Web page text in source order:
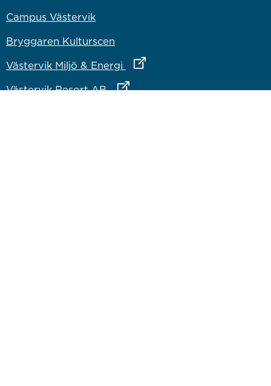
Campus Västervik
Bryggaren Kulturscen
Västervik Miljö & Energi
Länk till annan webbplats
Västervik Resort ABLänk till annan webbplats